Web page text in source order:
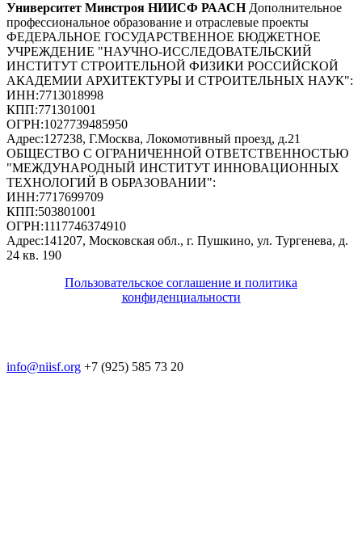
Университет Минстроя НИИСФ РААСН Дополнительное
профессиональное образование и отраслевые проекты
ФЕДЕРАЛЬНОЕ ГОСУДАРСТВЕННОЕ БЮДЖЕТНОЕ
УЧРЕЖДЕНИЕ "НАУЧНО-ИССЛЕДОВАТЕЛЬСКИЙ
ИНСТИТУТ СТРОИТЕЛЬНОЙ ФИЗИКИ РОССИЙСКОЙ
АКАДЕМИИ АРХИТЕКТУРЫ И СТРОИТЕЛЬНЫХ НАУК":
ИНН:7713018998
КПП:771301001
ОГРН:1027739485950
Адрес:127238, Г.Москва, Локомотивный проезд, д.21
ОБЩЕСТВО С ОГРАНИЧЕННОЙ ОТВЕТСТВЕННОСТЬЮ
"МЕЖДУНАРОДНЫЙ ИНСТИТУТ ИННОВАЦИОННЫХ
ТЕХНОЛОГИЙ В ОБРАЗОВАНИИ":
ИНН:7717699709
КПП:503801001
ОГРН:1117746374910
Адрес:141207, Московская обл., г. Пушкино, ул. Тургенева, д.
24 кв. 190
Пользовательское соглашение и политика
конфиденциальности
info@niisf.org +7 (925) 585 73 20